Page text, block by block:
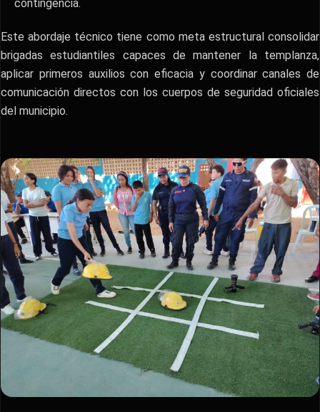
contingencia.
​Este abordaje técnico tiene como meta estructural consolidar
brigadas estudiantiles capaces de mantener la templanza,
aplicar primeros auxilios con eficacia y coordinar canales de
comunicación directos con los cuerpos de seguridad oficiales
del municipio.